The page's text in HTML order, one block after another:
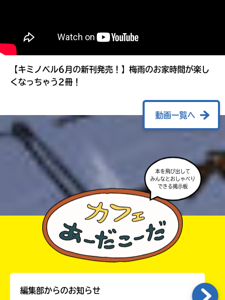
【キミノベル6月の新刊発売！】梅雨のお家時間が楽し
くなっちゃう2冊！
動画一覧へ
本を飛び出して
みんなとおしゃべり
できる掲示板
編集部からのお知らせ